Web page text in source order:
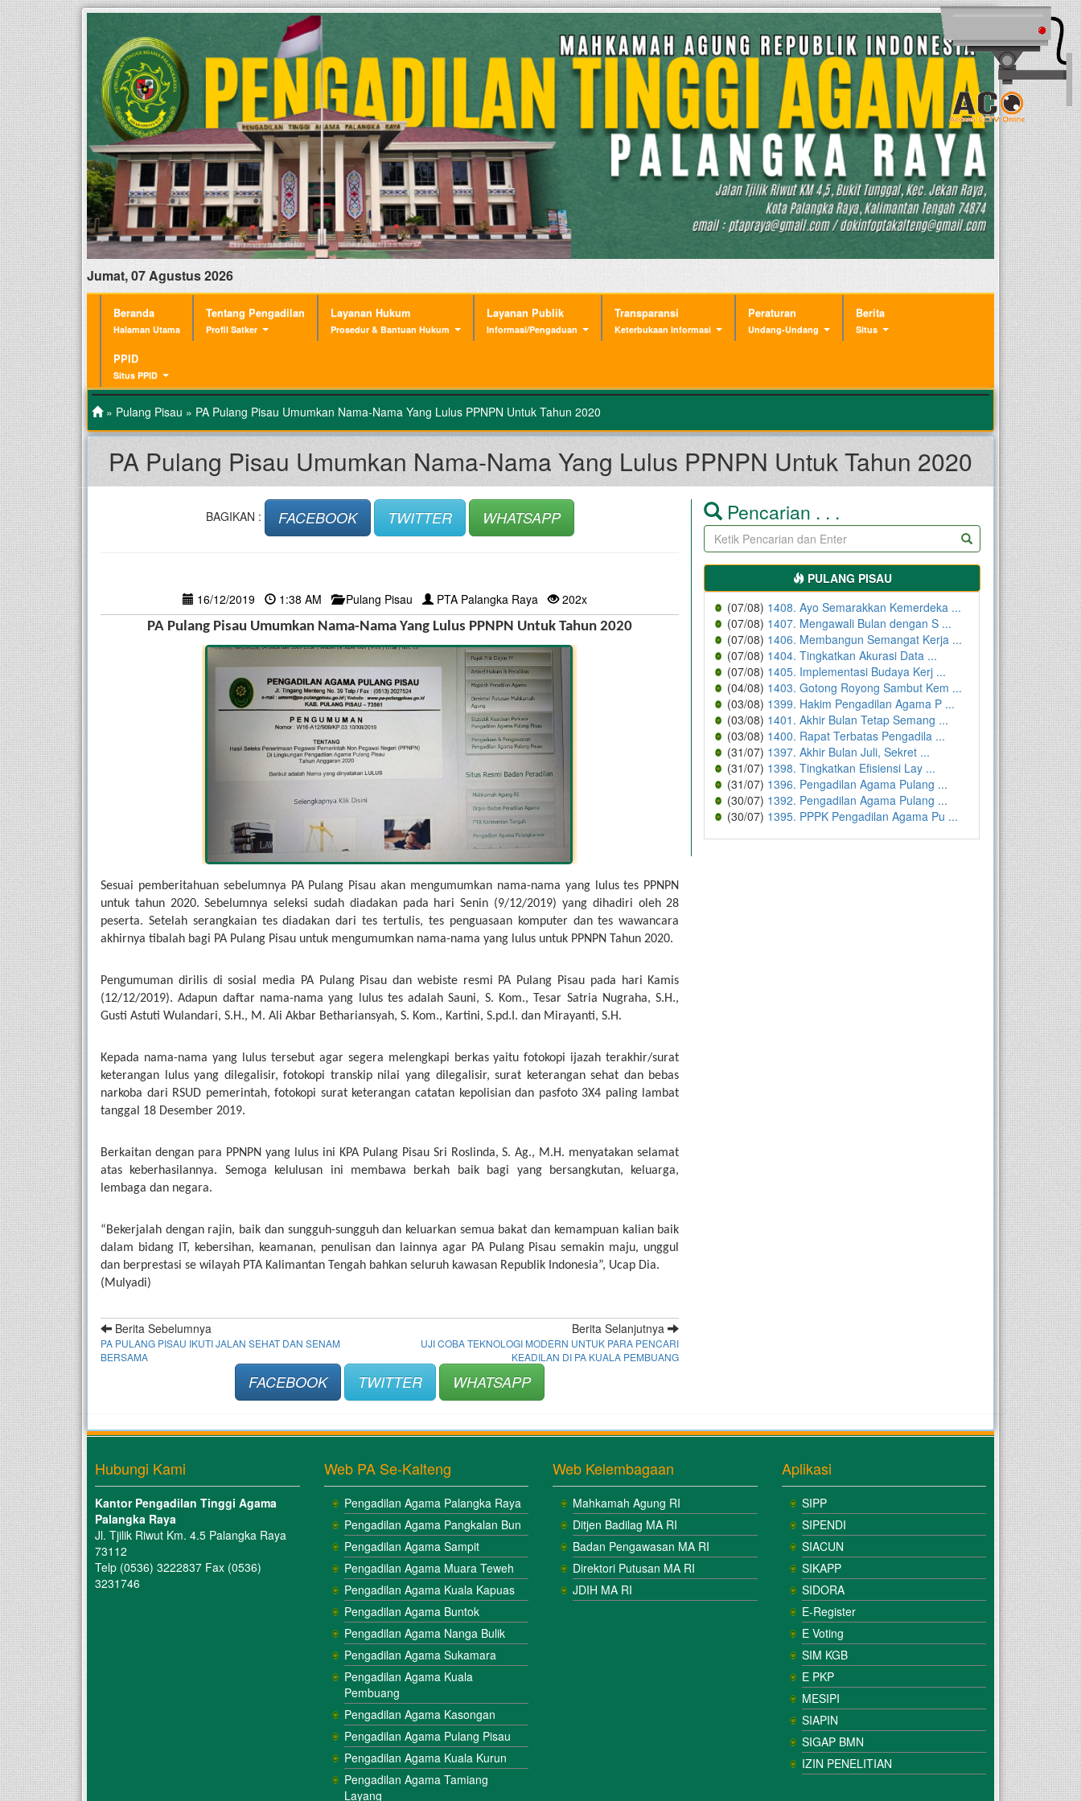
Jumat, 07 Agustus 2026
Beranda
Halaman Utama
Tentang Pengadilan
Profil Satker
Layanan Hukum
Prosedur & Bantuan Hukum
Layanan Publik
Informasi/Pengaduan
Transparansi
Keterbukaan Informasi
Peraturan
Undang-Undang
Berita
Situs
PPID
Situs PPID
» Pulang Pisau » PA Pulang Pisau Umumkan Nama-Nama Yang Lulus PPNPN Untuk Tahun 2020
PA Pulang Pisau Umumkan Nama-Nama Yang Lulus PPNPN Untuk Tahun 2020
BAGIKAN : FACEBOOK TWITTER WHATSAPP
16/12/2019 1:38 AM Pulang Pisau PTA Palangka Raya 202x
PA Pulang Pisau Umumkan Nama-Nama Yang Lulus PPNPN Untuk Tahun 2020
Sesuai pemberitahuan sebelumnya PA Pulang Pisau akan mengumumkan nama-nama yang lulus tes PPNPN
untuk tahun 2020. Sebelumnya seleksi sudah diadakan pada hari Senin (9/12/2019) yang dihadiri oleh 28
peserta. Setelah serangkaian tes diadakan dari tes tertulis, tes penguasaan komputer dan tes wawancara
akhirnya tibalah bagi PA Pulang Pisau untuk mengumumkan nama-nama yang lulus untuk PPNPN Tahun 2020.
Pengumuman dirilis di sosial media PA Pulang Pisau dan webiste resmi PA Pulang Pisau pada hari Kamis
(12/12/2019). Adapun daftar nama-nama yang lulus tes adalah Sauni, S. Kom., Tesar Satria Nugraha, S.H.,
Gusti Astuti Wulandari, S.H., M. Ali Akbar Bethariansyah, S. Kom., Kartini, S.pd.I. dan Mirayanti, S.H.
Kepada nama-nama yang lulus tersebut agar segera melengkapi berkas yaitu fotokopi ijazah terakhir/surat
keterangan lulus yang dilegalisir, fotokopi transkip nilai yang dilegalisir, surat keterangan sehat dan bebas
narkoba dari RSUD pemerintah, fotokopi surat keterangan catatan kepolisian dan pasfoto 3X4 paling lambat
tanggal 18 Desember 2019.
Berkaitan dengan para PPNPN yang lulus ini KPA Pulang Pisau Sri Roslinda, S. Ag., M.H. menyatakan selamat
atas keberhasilannya. Semoga kelulusan ini membawa berkah baik bagi yang bersangkutan, keluarga,
lembaga dan negara.
“Bekerjalah dengan rajin, baik dan sungguh-sungguh dan keluarkan semua bakat dan kemampuan kalian baik
dalam bidang IT, kebersihan, keamanan, penulisan dan lainnya agar PA Pulang Pisau semakin maju, unggul
dan berprestasi se wilayah PTA Kalimantan Tengah bahkan seluruh kawasan Republik Indonesia”, Ucap Dia.
(Mulyadi)
Berita Sebelumnya
PA PULANG PISAU IKUTI JALAN SEHAT DAN SENAM
BERSAMA
Berita Selanjutnya
UJI COBA TEKNOLOGI MODERN UNTUK PARA PENCARI
KEADILAN DI PA KUALA PEMBUANG
FACEBOOK TWITTER WHATSAPP
Pencarian . . .
PULANG PISAU
(07/08) 1408. Ayo Semarakkan Kemerdeka ...
(07/08) 1407. Mengawali Bulan dengan S ...
(07/08) 1406. Membangun Semangat Kerja ...
(07/08) 1404. Tingkatkan Akurasi Data ...
(07/08) 1405. Implementasi Budaya Kerj ...
(04/08) 1403. Gotong Royong Sambut Kem ...
(03/08) 1399. Hakim Pengadilan Agama P ...
(03/08) 1401. Akhir Bulan Tetap Semang ...
(03/08) 1400. Rapat Terbatas Pengadila ...
(31/07) 1397. Akhir Bulan Juli, Sekret ...
(31/07) 1398. Tingkatkan Efisiensi Lay ...
(31/07) 1396. Pengadilan Agama Pulang ...
(30/07) 1392. Pengadilan Agama Pulang ...
(30/07) 1395. PPPK Pengadilan Agama Pu ...
Hubungi Kami
Kantor Pengadilan Tinggi Agama
Palangka Raya
Jl. Tjilik Riwut Km. 4.5 Palangka Raya
73112
Telp (0536) 3222837 Fax (0536)
3231746
Web PA Se-Kalteng
Pengadilan Agama Palangka Raya
Pengadilan Agama Pangkalan Bun
Pengadilan Agama Sampit
Pengadilan Agama Muara Teweh
Pengadilan Agama Kuala Kapuas
Pengadilan Agama Buntok
Pengadilan Agama Nanga Bulik
Pengadilan Agama Sukamara
Pengadilan Agama Kuala
Pembuang
Pengadilan Agama Kasongan
Pengadilan Agama Pulang Pisau
Pengadilan Agama Kuala Kurun
Pengadilan Agama Tamiang
Layang
Web Kelembagaan
Mahkamah Agung RI
Ditjen Badilag MA RI
Badan Pengawasan MA RI
Direktori Putusan MA RI
JDIH MA RI
Aplikasi
SIPP
SIPENDI
SIACUN
SIKAPP
SIDORA
E-Register
E Voting
SIM KGB
E PKP
MESIPI
SIAPIN
SIGAP BMN
IZIN PENELITIAN